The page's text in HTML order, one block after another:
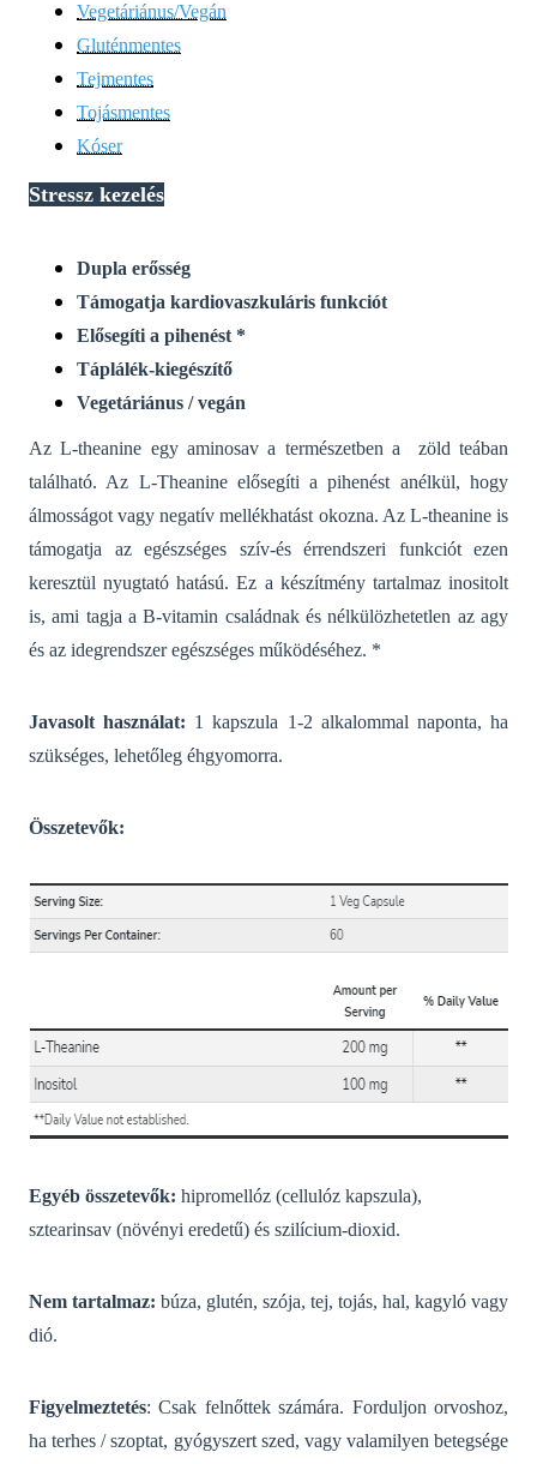
Vegetáriánus/Vegán
Gluténmentes
Tejmentes
Tojásmentes
Kóser
Stressz kezelés
Dupla erősség
Támogatja kardiovaszkuláris funkciót
Elősegíti a pihenést *
Táplálék-kiegészítő
Vegetáriánus / vegán
AzL-theanine egy aminosav a természetben a zöld teában
található. Az L-Theanine elősegíti a pihenést anélkül, hogy
álmosságot vagy negatív mellékhatást okozna. Az L-theanine is
támogatja az egészséges szív-és érrendszeri funkciót ezen
keresztül nyugtató hatású.Ez a készítménytartalmaz inositolt
is, ami tagja a B-vitamin családnak és nélkülözhetetlen az agy
és az idegrendszer egészséges működéséhez. *
Javasolt használat: 1 kapszula 1-2 alkalommal naponta, ha
szükséges, lehetőleg éhgyomorra.
Összetevők:
Egyéb összetevők: hipromellóz (cellulóz kapszula),
sztearinsav (növényi eredetű) és szilícium-dioxid.
Nem tartalmaz: búza, glutén, szója, tej, tojás, hal, kagyló vagy
dió.
Figyelmeztetés: Csak felnőttek számára. Forduljon orvoshoz,
ha terhes / szoptat, gyógyszert szed, vagy valamilyen betegsége